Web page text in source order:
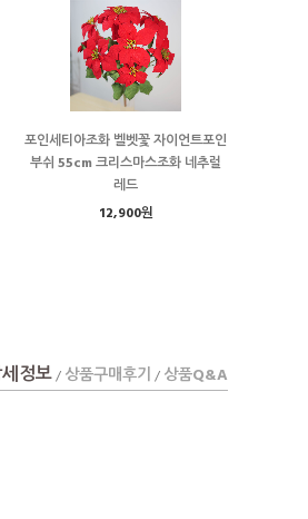
포인세티아조화 벨벳꽃 자이언트포인
부쉬 55cm 크리스마스조화 네추럴
레드
12,900원
정보/ 상품구매후기 / 상품Q&A